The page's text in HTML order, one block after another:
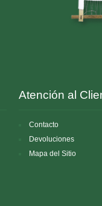
Atención al
Contacto
Devoluciones
Mapa del Sitio